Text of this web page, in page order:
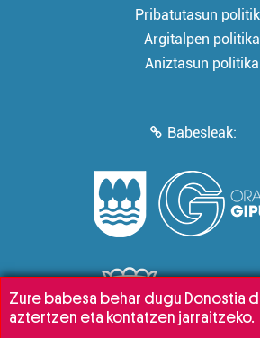
Pribatutasun
Argitalpen politika
Aniztasun politika
Babesleak:
Zure babesa behar dugu Donostia
aztertzen eta kontatzen jarraitzeko.